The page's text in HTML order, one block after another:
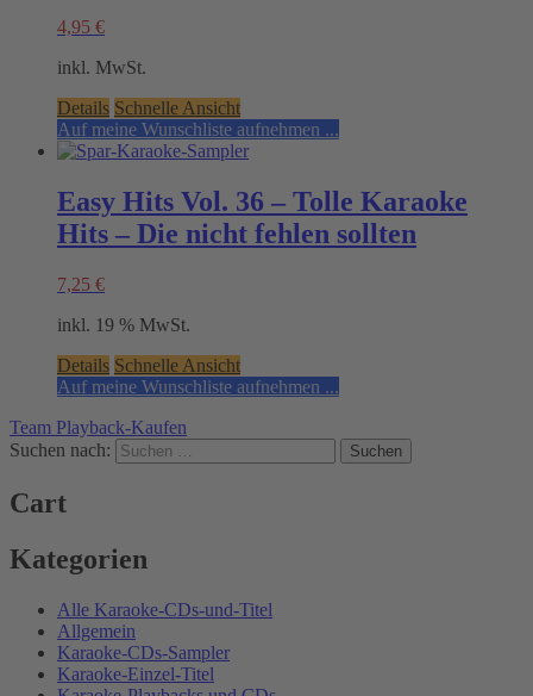
4,95 €
inkl. MwSt.
Details Schnelle Ansicht
Auf meine Wunschliste aufnehmen ...
Easy Hits Vol. 36 – Tolle Karaoke
Hits – Die nicht fehlen sollten
7,25 €
inkl. 19 % MwSt.
Details Schnelle Ansicht
Auf meine Wunschliste aufnehmen ...
Team Playback-Kaufen
Suchen nach:
Cart
Kategorien
Alle Karaoke-CDs-und-Titel
Allgemein
Karaoke-CDs-Sampler
Karaoke-Einzel-Titel